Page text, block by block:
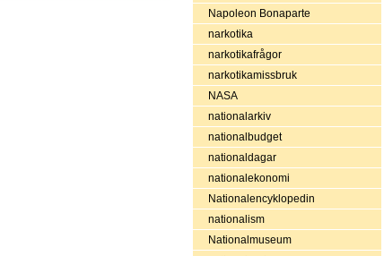
Napoleon Bonaparte
narkotika
narkotikafrågor
narkotikamissbruk
NASA
nationalarkiv
nationalbudget
nationaldagar
nationalekonomi
Nationalencyklopedin
nationalism
Nationalmuseum